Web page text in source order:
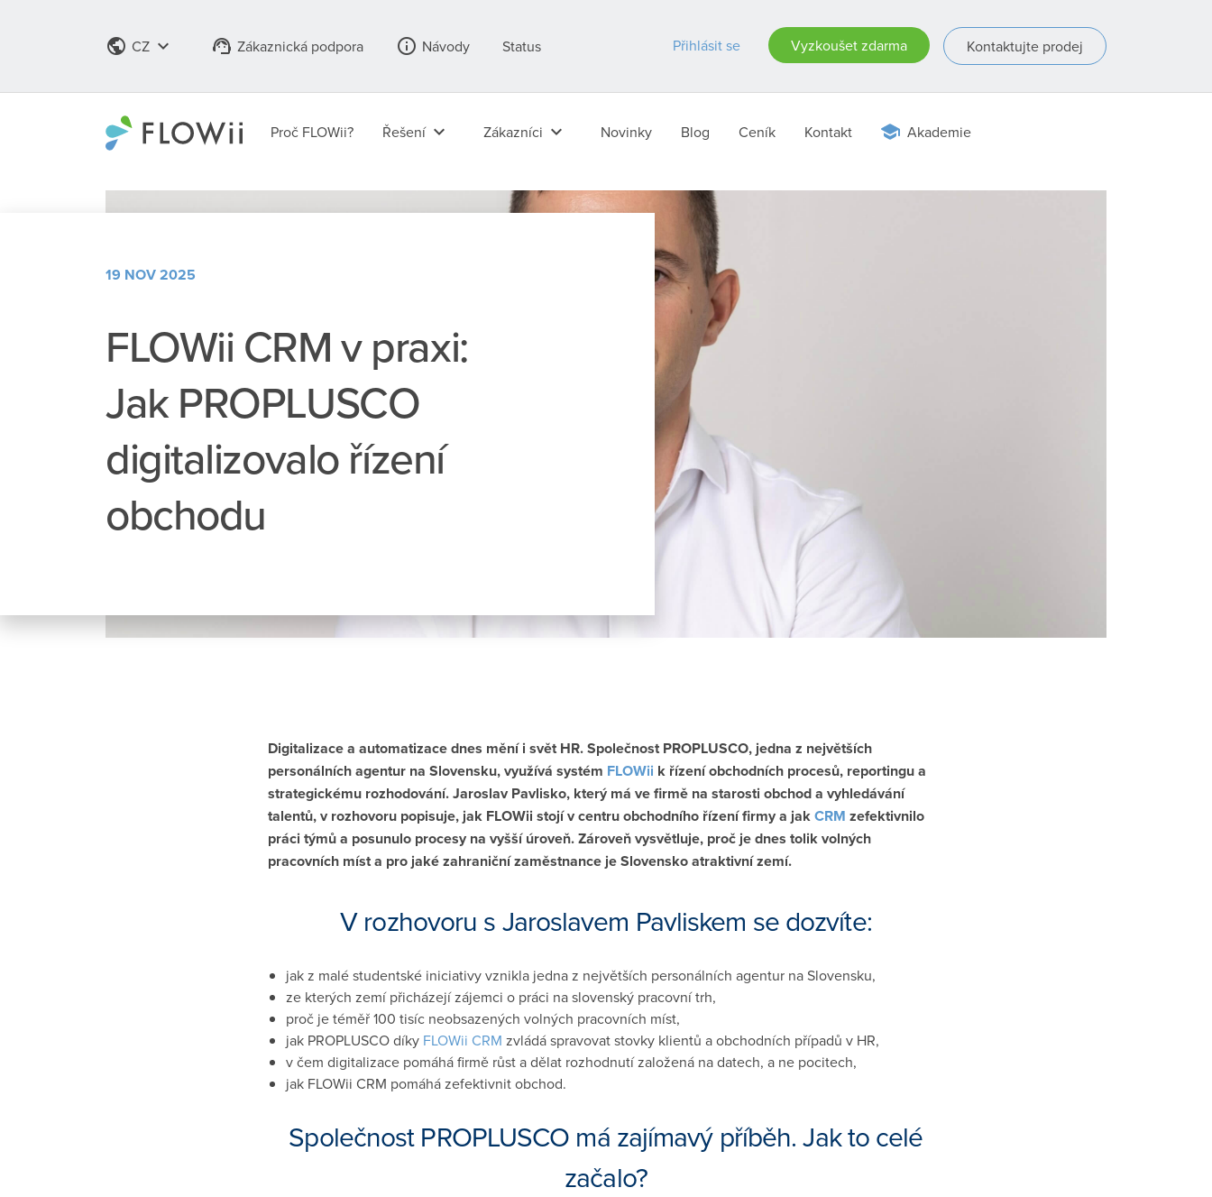
public CZ keyboard_arrow_down support_agent Zákaznická podpora info_outline Návody Status Přihlásit se Vyzkoušet zdarma Kontaktujte prodej
Proč FLOWii? Řešení keyboard_arrow_down Zákazníci keyboard_arrow_down Novinky Blog Ceník Kontakt Akademie
19 NOV 2025
FLOWii CRM v praxi:
Jak PROPLUSCO
digitalizovalo řízení
obchodu
Digitalizace a automatizace dnes mění i svět HR. Společnost PROPLUSCO, jedna z největších
personálních agentur na Slovensku, využívá systém FLOWii k řízení obchodních procesů, reportingu a
strategickému rozhodování. Jaroslav Pavlisko, který má ve firmě na starosti obchod a vyhledávání
talentů, v rozhovoru popisuje, jak FLOWii stojí v centru obchodního řízení firmy a jakCRM zefektivnilo
práci týmů a posunulo procesy na vyšší úroveň. Zároveň vysvětluje, proč je dnes tolik volných
pracovních míst a pro jaké zahraniční zaměstnance je Slovensko atraktivní zemí.
V rozhovoru s Jaroslavem Pavliskem se dozvíte:
jak z malé studentské iniciativy vznikla jedna z největších personálních agentur na Slovensku,
ze kterých zemí přicházejí zájemci o práci na slovenský pracovní trh,
proč je téměř 100 tisíc neobsazených volných pracovních míst,
jak PROPLUSCO díky FLOWii CRM zvládá spravovat stovky klientů a obchodních případů v HR,
v čem digitalizace pomáhá firmě růst a dělat rozhodnutí založená na datech, a ne pocitech,
jak FLOWii CRM pomáhá zefektivnit obchod.
Společnost PROPLUSCO má zajímavý příběh. Jak to celé
začalo?